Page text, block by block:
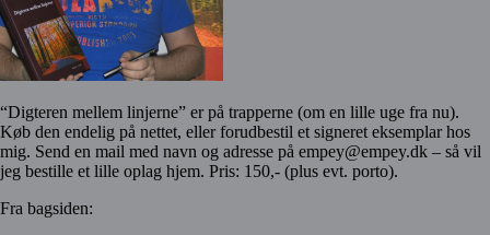
“Digteren mellem linjerne” er på trapperne (om en lille uge fra nu).
Køb den endelig på nettet, eller forudbestil et signeret eksemplar hos
mig. Send en mail med navn og adresse på empey@empey.dk – så vil
jeg bestille et lille oplag hjem. Pris: 150,- (plus evt. porto).
Fra bagsiden: